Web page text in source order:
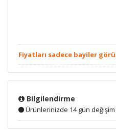
Fiyatları sadece bayiler
Bilgilendirme
Ürünlerinizde 14 gün